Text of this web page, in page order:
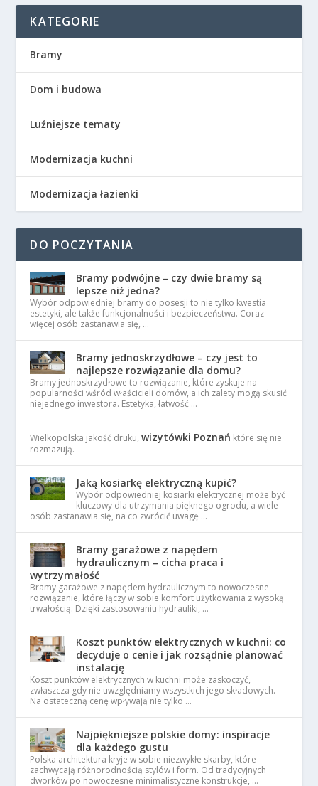
KATEGORIE
Bramy
Dom i budowa
Luźniejsze tematy
Modernizacja kuchni
Modernizacja łazienki
DO POCZYTANIA
Bramy podwójne – czy dwie bramy są
lepsze niż jedna?
Wybór odpowiedniej bramy do posesji to nie tylko kwestia
estetyki, ale także funkcjonalności i bezpieczeństwa. Coraz
więcej osób zastanawia się, …
Bramy jednoskrzydłowe – czy jest to
najlepsze rozwiązanie dla domu?
Bramy jednoskrzydłowe to rozwiązanie, które zyskuje na
popularności wśród właścicieli domów, a ich zalety mogą skusić
niejednego inwestora. Estetyka, łatwość …
Wielkopolska jakość druku,wizytówki Poznań które się nie
rozmazują.
Jaką kosiarkę elektryczną kupić?
Wybór odpowiedniej kosiarki elektrycznej może być
kluczowy dla utrzymania pięknego ogrodu, a wiele
osób zastanawia się, na co zwrócić uwagę …
Bramy garażowe z napędem
hydraulicznym – cicha praca i
wytrzymałość
Bramy garażowe z napędem hydraulicznym to nowoczesne
rozwiązanie, które łączy w sobie komfort użytkowania z wysoką
trwałością. Dzięki zastosowaniu hydrauliki, …
Koszt punktów elektrycznych w kuchni: co
decyduje o cenie i jak rozsądnie planować
instalację
Koszt punktów elektrycznych w kuchni może zaskoczyć,
zwłaszcza gdy nie uwzględniamy wszystkich jego składowych.
Na ostateczną cenę wpływają nie tylko …
Najpiękniejsze polskie domy: inspiracje
dla każdego gustu
Polska architektura kryje w sobie niezwykłe skarby, które
zachwycają różnorodnością stylów i form. Od tradycyjnych
dworków po nowoczesne minimalistyczne konstrukcje, …